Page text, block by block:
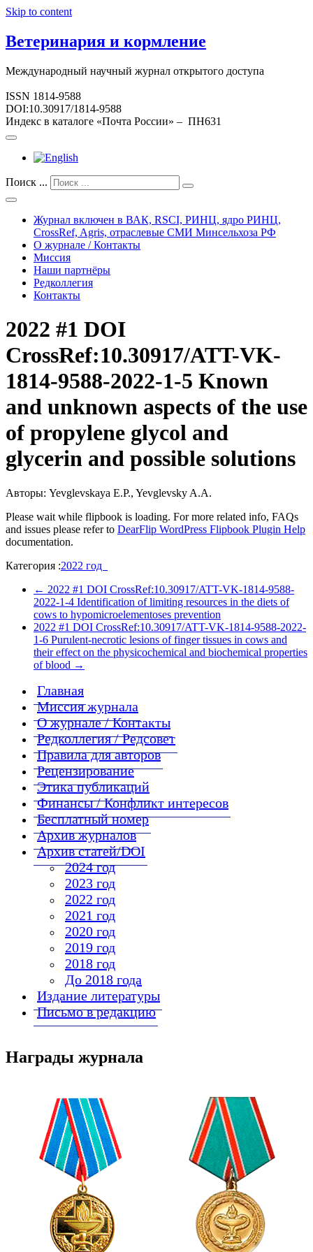
Skip to content
Ветеринария и кормление
Международный научный журнал открытого доступа
ISSN 1814-9588
DOI:10.30917/1814-9588
Индекс в каталоге «Почта России» – ПН631
Поиск ...
Журнал включен в ВАК, RSCI, РИНЦ, ядро РИНЦ,
CrossRef, Agris, отраслевые СМИ Минсельхоза РФ
О журнале / Контакты
Миссия
Наши партнёры
Редколлегия
Контакты
2022 #1 DOI
CrossRef:10.30917/ATT-VK-
1814-9588-2022-1-5 Known
and unknown aspects of the use
of propylene glycol and
glycerin and possible solutions
Авторы: Yevglevskaya E.P., Yevglevsky A.A.
Please wait while flipbook is loading. For more related info, FAQs
and issues please refer to DearFlip WordPress Flipbook Plugin Help
documentation.
Категория :2022 год
← 2022 #1 DOI CrossRef:10.30917/ATT-VK-1814-9588-
2022-1-4 Identification of limiting resources in the diets of
cows to hypomicroelementoses prevention
2022 #1 DOI CrossRef:10.30917/ATT-VK-1814-9588-2022-
1-6 Purulent-necrotic lesions of finger tissues in cows and
their effect on the physicochemical and biochemical properties
of blood →
Главная
Миссия журнала
О журнале / Контакты
Редколлегия / Редсовет
Правила для авторов
Рецензирование
Этика публикаций
Финансы / Конфликт интересов
Бесплатный номер
Архив журналов
Архив статей/DOI
2024 год
2023 год
2022 год
2021 год
2020 год
2019 год
2018 год
До 2018 года
Издание литературы
Письмо в редакцию
Награды журнала